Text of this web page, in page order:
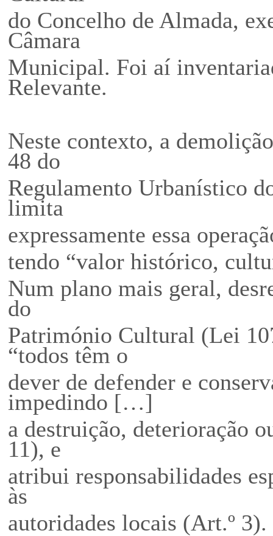
do Concelho de Almada,
Câmara
Municipal. Foi aí
Relevante.
Neste contexto, a
48 do
Regulamento Urbanístico
limita
expressamente essa
tendo “valor histórico,
Num plano mais geral,
do
Património Cultural (Lei
“todos têm o
dever de defender e
impedindo […]
a destruição, deterioração
11), e
atribui responsabilidades
às
autoridades locais (Art.º 3).